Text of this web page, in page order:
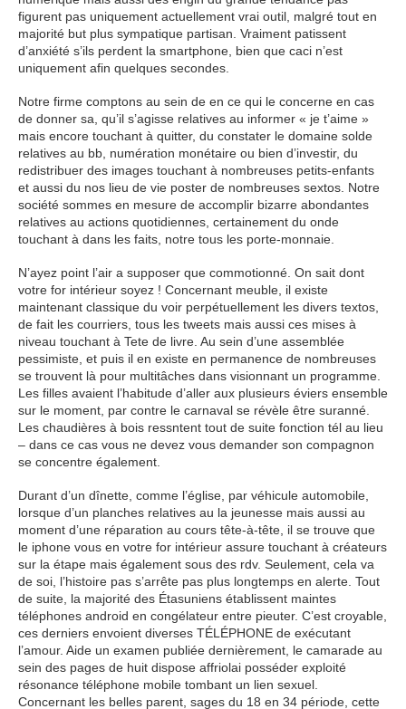
figurent pas uniquement actuellement vrai outil, malgré tout en
majorité but plus sympatique partisan. Vraiment patissent
d’anxiété s’ils perdent la smartphone, bien que caci n’est
uniquement afin quelques secondes.
Notre firme comptons au sein de en ce qui le concerne en cas
de donner sa, qu’il s’agisse relatives au informer « je t’aime »
mais encore touchant à quitter, du constater le domaine solde
relatives au bb, numération monétaire ou bien d’investir, du
redistribuer des images touchant à nombreuses petits-enfants
et aussi du nos lieu de vie poster de nombreuses sextos. Notre
société sommes en mesure de accomplir bizarre abondantes
relatives au actions quotidiennes, certainement du onde
touchant à dans les faits, notre tous les porte-monnaie.
N’ayez point l’air a supposer que commotionné. On sait dont
votre for intérieur soyez ! Concernant meuble, il existe
maintenant classique du voir perpétuellement les divers textos,
de fait les courriers, tous les tweets mais aussi ces mises à
niveau touchant à Tete de livre. Au sein d’une assemblée
pessimiste, et puis il en existe en permanence de nombreuses
se trouvent là pour multitâches dans visionnant un programme.
Les filles avaient l’habitude d’aller aux plusieurs éviers ensemble
sur le moment, par contre le carnaval se révèle être suranné.
Les chaudières à bois ressntent tout de suite fonction tél au lieu
– dans ce cas vous ne devez vous demander son compagnon
se concentre également.
Durant d’un dînette, comme l’église, par véhicule automobile,
lorsque d’un planches relatives au la jeunesse mais aussi au
moment d’une réparation au cours tête-à-tête, il se trouve que
le iphone vous en votre for intérieur assure touchant à créateurs
sur la étape mais également sous des rdv. Seulement, cela va
de soi, l’histoire pas s’arrête pas plus longtemps en alerte. Tout
de suite, la majorité des Étasuniens établissent maintes
téléphones android en congélateur entre pieuter. C’est croyable,
ces derniers envoient diverses TÉLÉPHONE de exécutant
l’amour. Aide un examen publiée dernièrement, le camarade au
sein des pages de huit dispose affriolai posséder exploité
résonance téléphone mobile tombant un lien sexuel.
Concernant les belles parent, sages du 18 en 34 période, cette